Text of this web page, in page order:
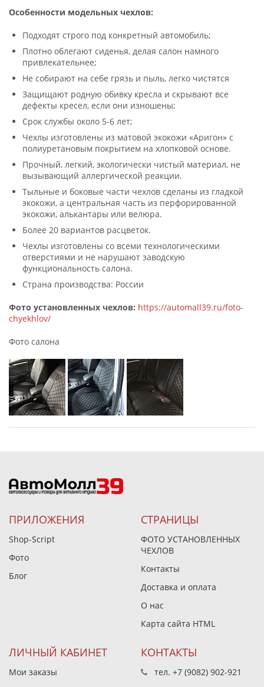
Особенности модельных чехлов:
Подходят строго под конкретный автомобиль;
Плотно облегают сиденья, делая салон намного
привлекательнее;
Не собирают на себе грязь и пыль, легко чистятся
Защищают родную обивку кресла и скрывают все
дефекты кресел, если они изношены;
Срок службы около 5-6 лет;
Чехлы изготовлены из матовой экокожи «Аригон» с
полиуретановым покрытием на хлопковой основе.
Прочный, легкий, экологически чистый материал, не
вызывающий аллергической реакции.
Тыльные и боковые части чехлов сделаны из гладкой
экокожи, а центральная часть из перфорированной
экокожи, алькантары или велюра.
Более 20 вариантов расцветок.
Чехлы изготовлены со всеми технологическими
отверстиями и не нарушают заводскую
функциональность салона.
Страна производства: России
Фото установленных чехлов: https://automall39.ru/foto-
chyekhlov/
Фото салона
ПРИЛОЖЕНИЯ
Shop-Script
Фото
Блог
СТРАНИЦЫ
ФОТО УСТАНОВЛЕННЫХ
ЧЕХЛОВ
Контакты
Доставка и оплата
О нас
Карта сайта HTML
ЛИЧНЫЙ КАБИНЕТ
Мои заказы
КОНТАКТЫ
тел. +7 (9082) 902-921